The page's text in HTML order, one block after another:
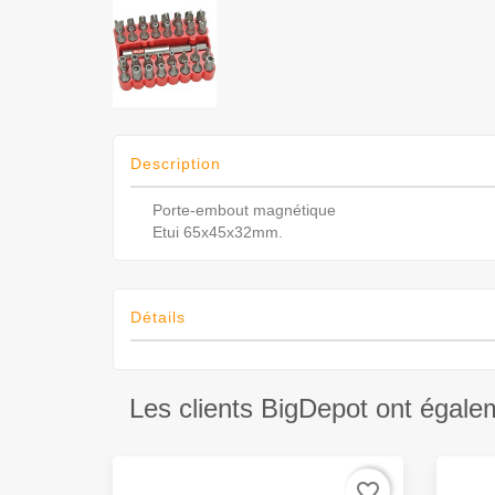
Description
Porte-embout magnétique
Etui 65x45x32mm.
Détails
Les clients BigDepot ont